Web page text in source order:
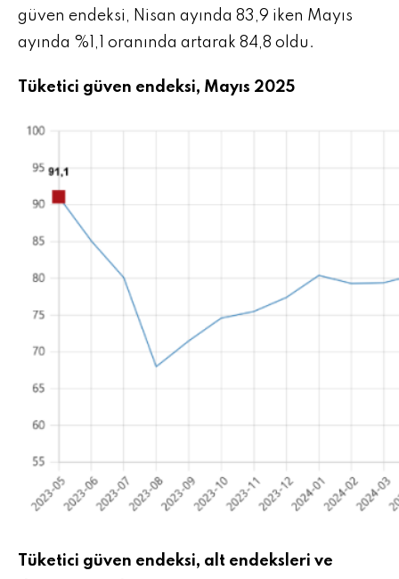
güven endeksi, Nisan ayında 83,9 iken Mayıs
ayında %1,1 oranında artarak 84,8 oldu.
Tüketici güven endeksi, Mayıs 2025
Tüketici güven endeksi, alt endeksleri ve